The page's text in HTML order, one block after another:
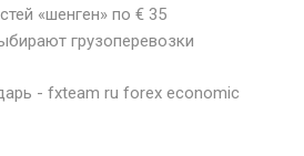
«шенген» по € 35
грузоперевозки
- fxteam ru forex economic